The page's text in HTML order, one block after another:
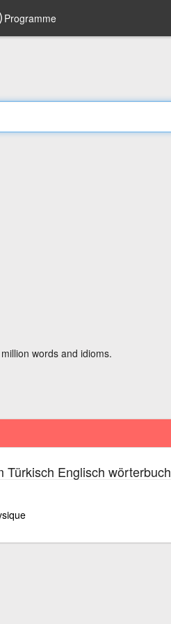
Programme
words and idioms.
Türkisch Englisch wörterbuch